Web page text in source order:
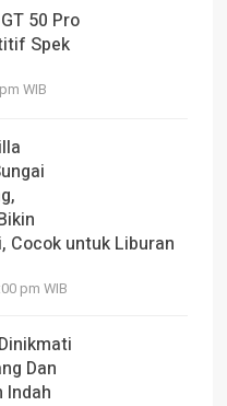
50 Pro
Spek
WIB
Cocok untuk Liburan
pm WIB
Dan
Indah